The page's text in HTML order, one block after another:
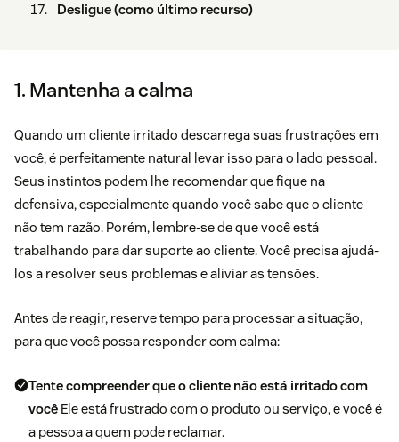
Desligue (como último recurso)
1. Mantenha a calma
Quando um cliente irritado descarrega suas frustrações em
você, é perfeitamente natural levar isso para o lado pessoal.
Seus instintos podem lhe recomendar que fique na
defensiva, especialmente quando você sabe que o cliente
não tem razão. Porém, lembre-se de que você está
trabalhando para dar suporte ao cliente. Você precisa ajudá-
los a resolver seus problemas e aliviar as tensões.
Antes de reagir, reserve tempo para processar a situação,
para que você possa responder com calma:
Tente compreender que o cliente não está irritado com
você Ele está frustrado com o produto ou serviço, e você é
a pessoa a quem pode reclamar.